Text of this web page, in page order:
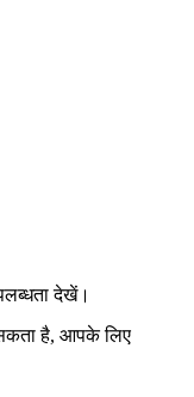
देखें।
है, आपके लिए